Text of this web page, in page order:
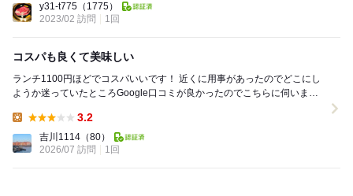
y31-t775 （1775）
2023/02 訪問
1回
コスパも良くて美味しい
ランチ1100円ほどでコスパいいです！ 近くに用事があったのでどこにし
ようか迷っていたところGoogle口コミが良かったのでこちらに伺いまし
3.2
吉川1114 （80）
2026/07 訪問
1回